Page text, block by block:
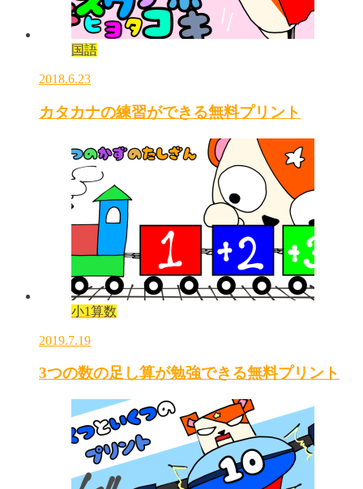
国語
2018.6.23
カタカナの練習ができる無料プリント
小1算数
2019.7.19
3つの数の足し算が勉強できる無料プリント